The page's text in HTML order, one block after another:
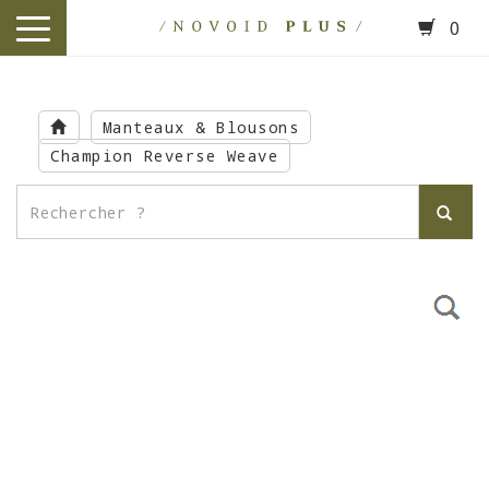
main
content
toggle
0
Manteaux & Blousons
Champion Reverse Weave